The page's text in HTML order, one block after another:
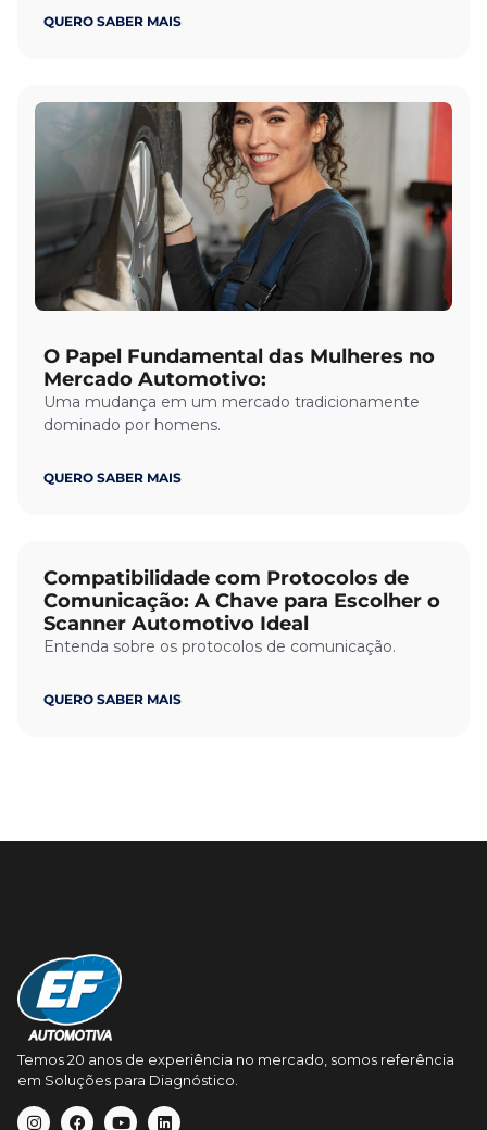
QUERO SABER MAIS
O Papel Fundamental das Mulheres no
Mercado Automotivo:
Uma mudança em um mercado tradicionamente
dominado por homens.
QUERO SABER MAIS
Compatibilidade com Protocolos de
Comunicação: A Chave para Escolher o
Scanner Automotivo Ideal
Entenda sobre os protocolos de comunicação.
QUERO SABER MAIS
Temos 20 anos de experiência no mercado, somos referência
em Soluções para Diagnóstico.